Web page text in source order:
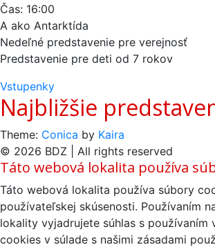
Čas: 16:00
A ako Antarktída
Nedeľné predstavenie pre verejnosť
Predstavenie pre deti od 7 rokov
Vstupenky
Najbližšie
Theme: Conica by Kaira
© 2026 BDZ | All rights reserved
Táto webová lokalita používa
Táto webová lokalita používa súbory
používateľskej skúsenosti. Používaním
lokality vyjadrujete súhlas s používaním
cookies v súlade s našimi zásadami